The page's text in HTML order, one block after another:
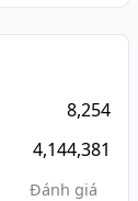
8,254
4,144,381
Đánh giá